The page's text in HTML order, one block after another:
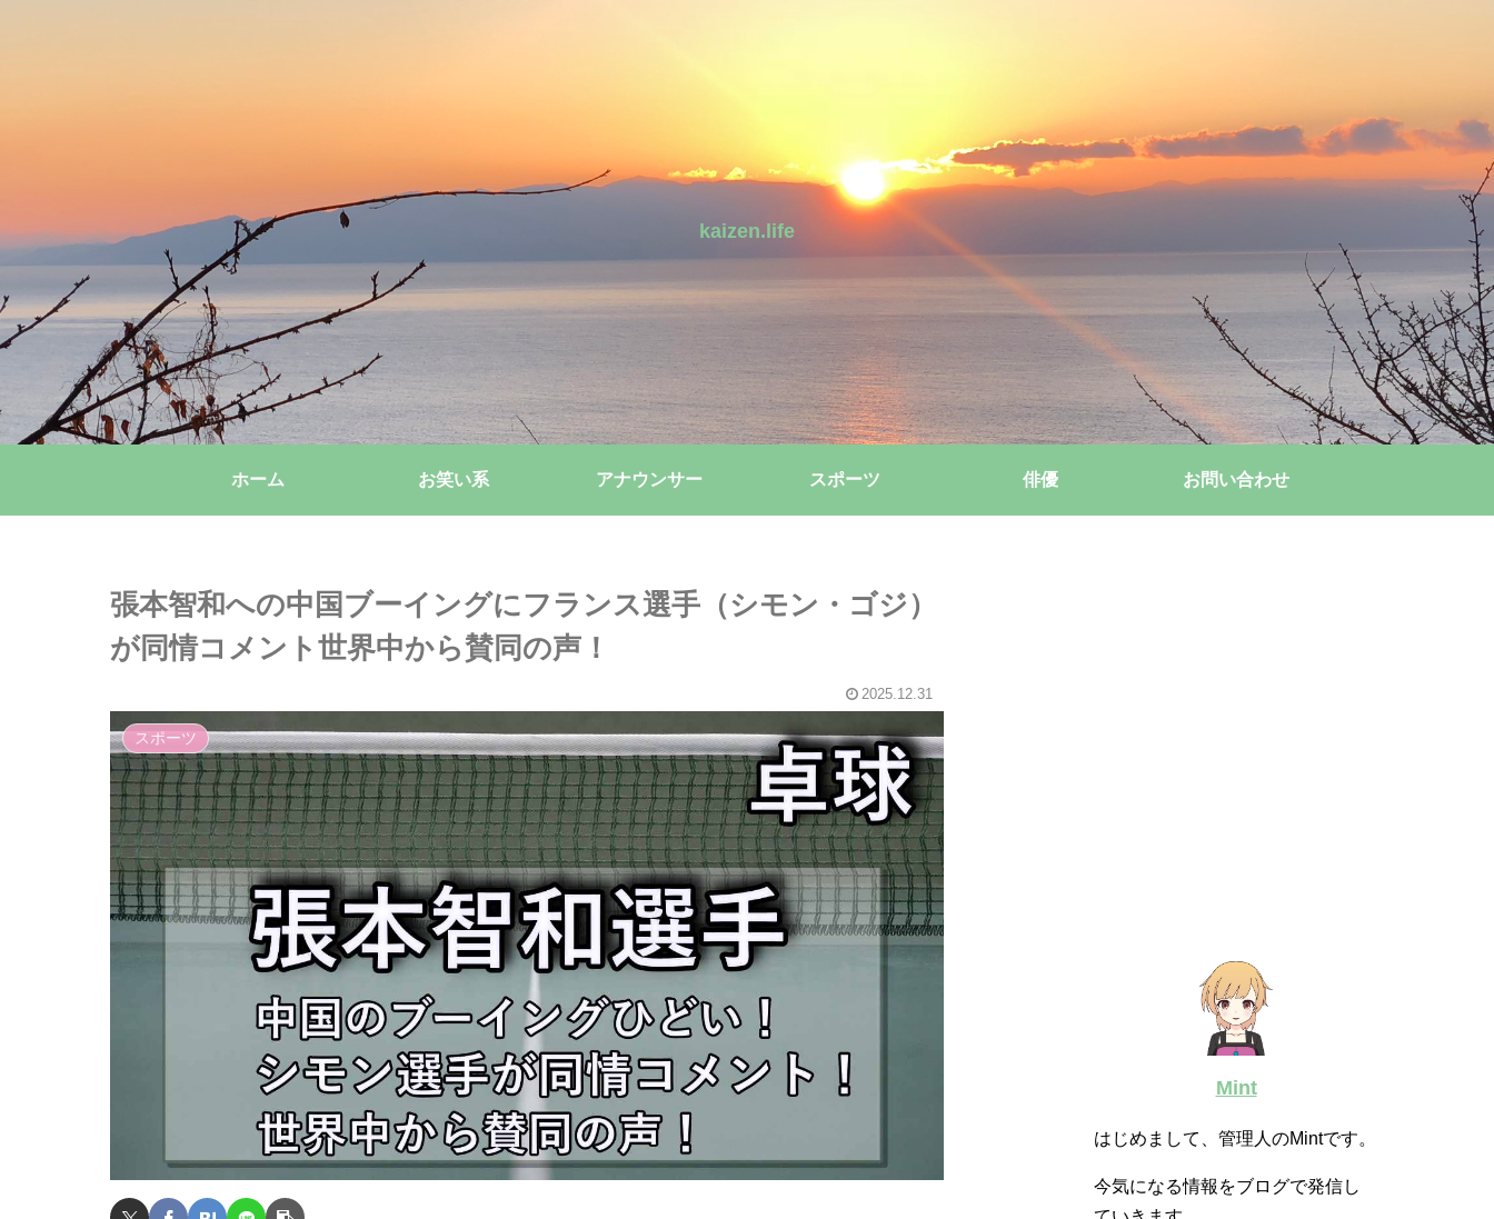
kaizen.life
ホーム お笑い系 アナウンサー スポーツ 俳優 お問い合わせ
張本智和への中国ブーイングにフランス選手（シモン・ゴジ）
が同情コメント世界中から賛同の声！
2025.12.31
スポーツ
Mint
はじめまして、管理人のMintです。
今気になる情報をブログで発信し